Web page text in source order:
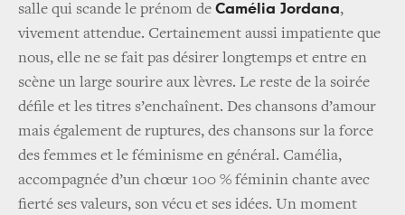
salle qui scande le prénom de Camélia Jordana,
vivement attendue. Certainement aussi impatiente que
nous, elle ne se fait pas désirer longtemps et entre en
scène un large sourire aux lèvres. Le reste de la soirée
défile et les titres s’enchaînent. Des chansons d’amour
mais également de ruptures, des chansons sur la force
des femmes et le féminisme en général. Camélia,
accompagnée d’un chœur 100 % féminin chante avec
fierté ses valeurs, son vécu et ses idées. Un moment